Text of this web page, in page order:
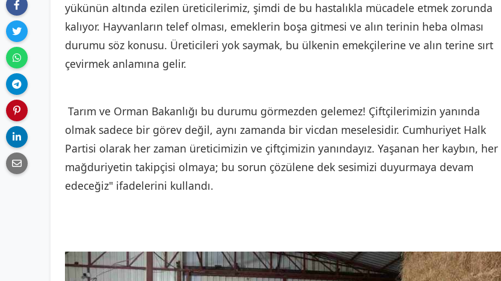
yükünün altında ezilen üreticilerimiz, şimdi de bu hastalıkla mücadele etmek zorunda
kalıyor. Hayvanların telef olması, emeklerin boşa gitmesi ve alın terinin heba olması
durumu söz konusu. Üreticileri yok saymak, bu ülkenin emekçilerine ve alın terine sırt
çevirmek anlamına gelir.
Tarım ve Orman Bakanlığı bu durumu görmezden gelemez! Çiftçilerimizin yanında
olmak sadece bir görev değil, aynı zamanda bir vicdan meselesidir. Cumhuriyet Halk
Partisi olarak her zaman üreticimizin ve çiftçimizin yanındayız. Yaşanan her kaybın, her
mağduriyetin takipçisi olmaya; bu sorun çözülene dek sesimizi duyurmaya devam
edeceğiz" ifadelerini kullandı.